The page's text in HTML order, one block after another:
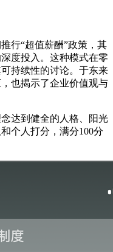
行“超值薪酬”政策，其
度投入。这种模式在零
持续性的讨论。于东来
也揭示了企业价值观与
达到健全的人格、阳光
个人打分，满分100分